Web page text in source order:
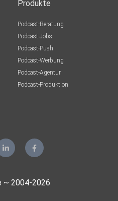
Sie diese Energie, um
neuen Ideen wieder in
Datenschutzrichtlinien für
Produkte
Podcast-Beratung
Podcast-Jobs
Podcast-Push
Podcast-Werbung
Podcast-Agentur
Podcast-Produktion
~ 2004-2026